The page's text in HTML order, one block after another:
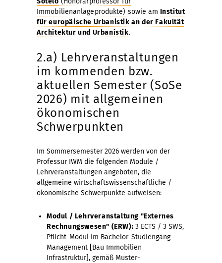
Immobilienanlageprodukte) sowie am Institut
für europäische Urbanistik an der Fakultät
Architektur und Urbanistik.
2.a) Lehrveranstaltungen
im kommenden bzw.
aktuellen Semester (SoSe
2026) mit allgemeinen
ökonomischen
Schwerpunkten
Im Sommersemester 2026 werden von der
Professur IWM die folgenden Module /
Lehrveranstaltungen angeboten, die
allgemeine wirtschaftswissenschaftliche /
ökonomische Schwerpunkte aufweisen:
Modul / Lehrveranstaltung "Externes
Rechnungswesen" (ERW): 3 ECTS / 3 SWS,
Pflicht-Modul im Bachelor-Studiengang
Management [Bau Immobilien
Infrastruktur], gemäß Muster-